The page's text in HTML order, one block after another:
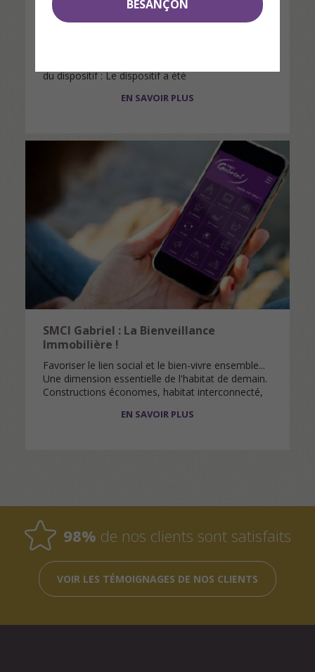
Défiscalisation Loi Malraux : Comment
du dispositif : Le dispositif a été
EN SAVOIR PLUS
SMCI Gabriel : La Bienveillance
Immobilière !
Favoriser le lien social et le bien-vivre ensemble...
Une dimension essentielle de l'habitat de demain.
Constructions économes, habitat interconnecté,
EN SAVOIR PLUS
98% de nos clients sont satisfaits
VOIR LES TÉMOIGNAGES DE NOS CLIENTS
BESANÇON